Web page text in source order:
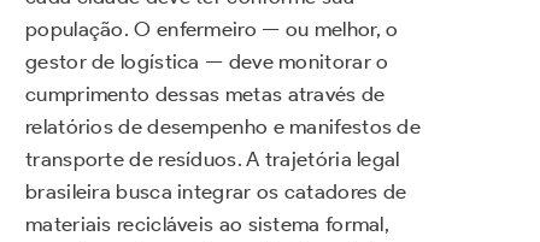
população. O enfermeiro — ou melhor, o
gestor de logística — deve monitorar o
cumprimento dessas metas através de
relatórios de desempenho e manifestos de
transporte de resíduos. A trajetória legal
brasileira busca integrar os catadores de
materiais recicláveis ao sistema formal,